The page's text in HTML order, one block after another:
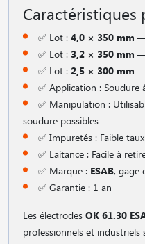
Caractéristiques
✅ Lot : 4,0 × 350 mm
✅ Lot : 3,2 × 350 mm
✅ Lot : 2,5 × 300 mm
✅ Application : Soudure
✅ Manipulation :
soudure possibles
✅ Impuretés : Faible
✅ Laitance : Facile à
✅ Marque : ESAB, gage
✅ Garantie : 1 an
Les électrodes OK 61.30
professionnels et